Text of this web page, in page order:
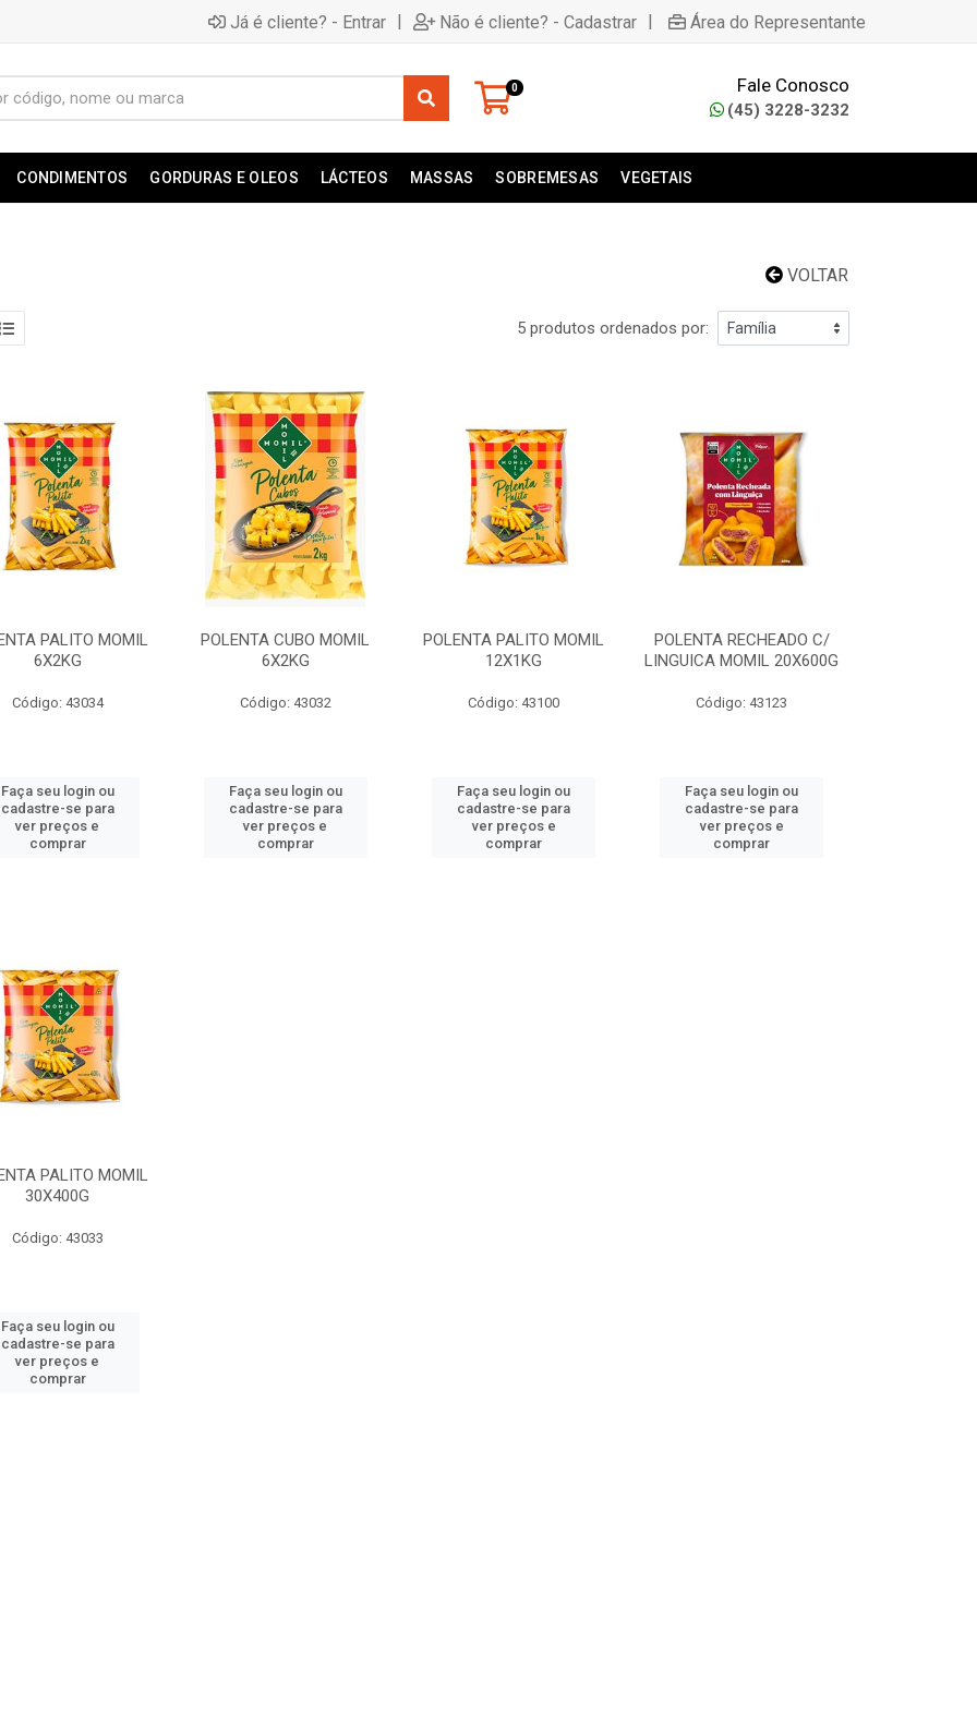
Já é cliente? - Entrar | Não é cliente? - Cadastrar | Área do Representante
0 Fale Conosco
(45) 3228-3232
CONDIMENTOS GORDURAS E OLEOS LÁCTEOS MASSAS SOBREMESAS VEGETAIS
VOLTAR
5 produtos ordenados por:
PALITO MOMIL
6X2KG
Código: 43034
Faça seu login ou
cadastre-se para
ver preços e
comprar
POLENTA CUBO MOMIL
6X2KG
Código: 43032
Faça seu login ou
cadastre-se para
ver preços e
comprar
POLENTA PALITO MOMIL
12X1KG
Código: 43100
Faça seu login ou
cadastre-se para
ver preços e
comprar
POLENTA RECHEADO C/
LINGUICA MOMIL 20X600G
Código: 43123
Faça seu login ou
cadastre-se para
ver preços e
comprar
PALITO MOMIL
30X400G
Código: 43033
Faça seu login ou
cadastre-se para
ver preços e
comprar